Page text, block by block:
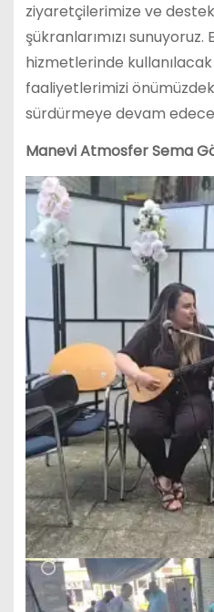
ziyaretçilerimize ve
şükranlarımızı
hizmetlerinde
faaliyetlerimizi
sürdürmeye devam
Manevi Atmosfer Sema